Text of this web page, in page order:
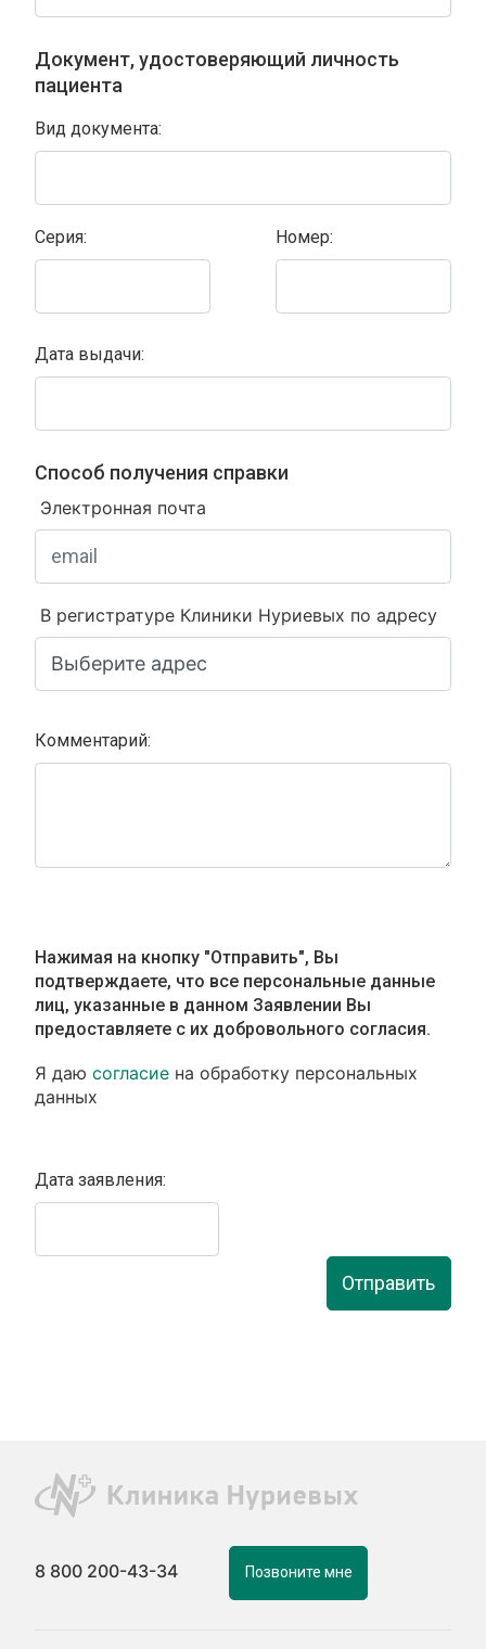
Документ, удостоверяющий личность
пациента
Вид документа:
Серия: Номер:
Дата выдачи:
Способ получения справки
Электронная почта
В регистратуре Клиники Нуриевых по адресу
Комментарий:
Нажимая на кнопку "Отправить", Вы
подтверждаете, что все персональные данные
лиц, указанные в данном Заявлении Вы
предоставляете с их добровольного согласия.
Я даюсогласие на обработку персональных
данных
Дата заявления:
Отправить
8 800 200-43-34 Позвоните мне